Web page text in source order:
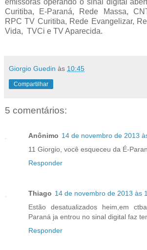
Curitiba, E-Paraná, Rede Massa,
RPC TV Curitiba, Rede Evangelizar,
Vida, TVCi e TV Aparecida.
Giorgio Guedin às 10:45
Compartilhar
5 comentários:
Anônimo 14 de novembro de 2013
11 Giorgio, você esqueceu da É-
Responder
Thiago 14 de novembro de 2013 às
Estão desatualizados heim,em
Paraná ja entrou no sinal digital faz
Responder